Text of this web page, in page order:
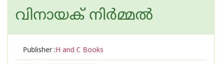
വിനായക് നിര്‍മ്മല്‍
Publisher :H and C Books